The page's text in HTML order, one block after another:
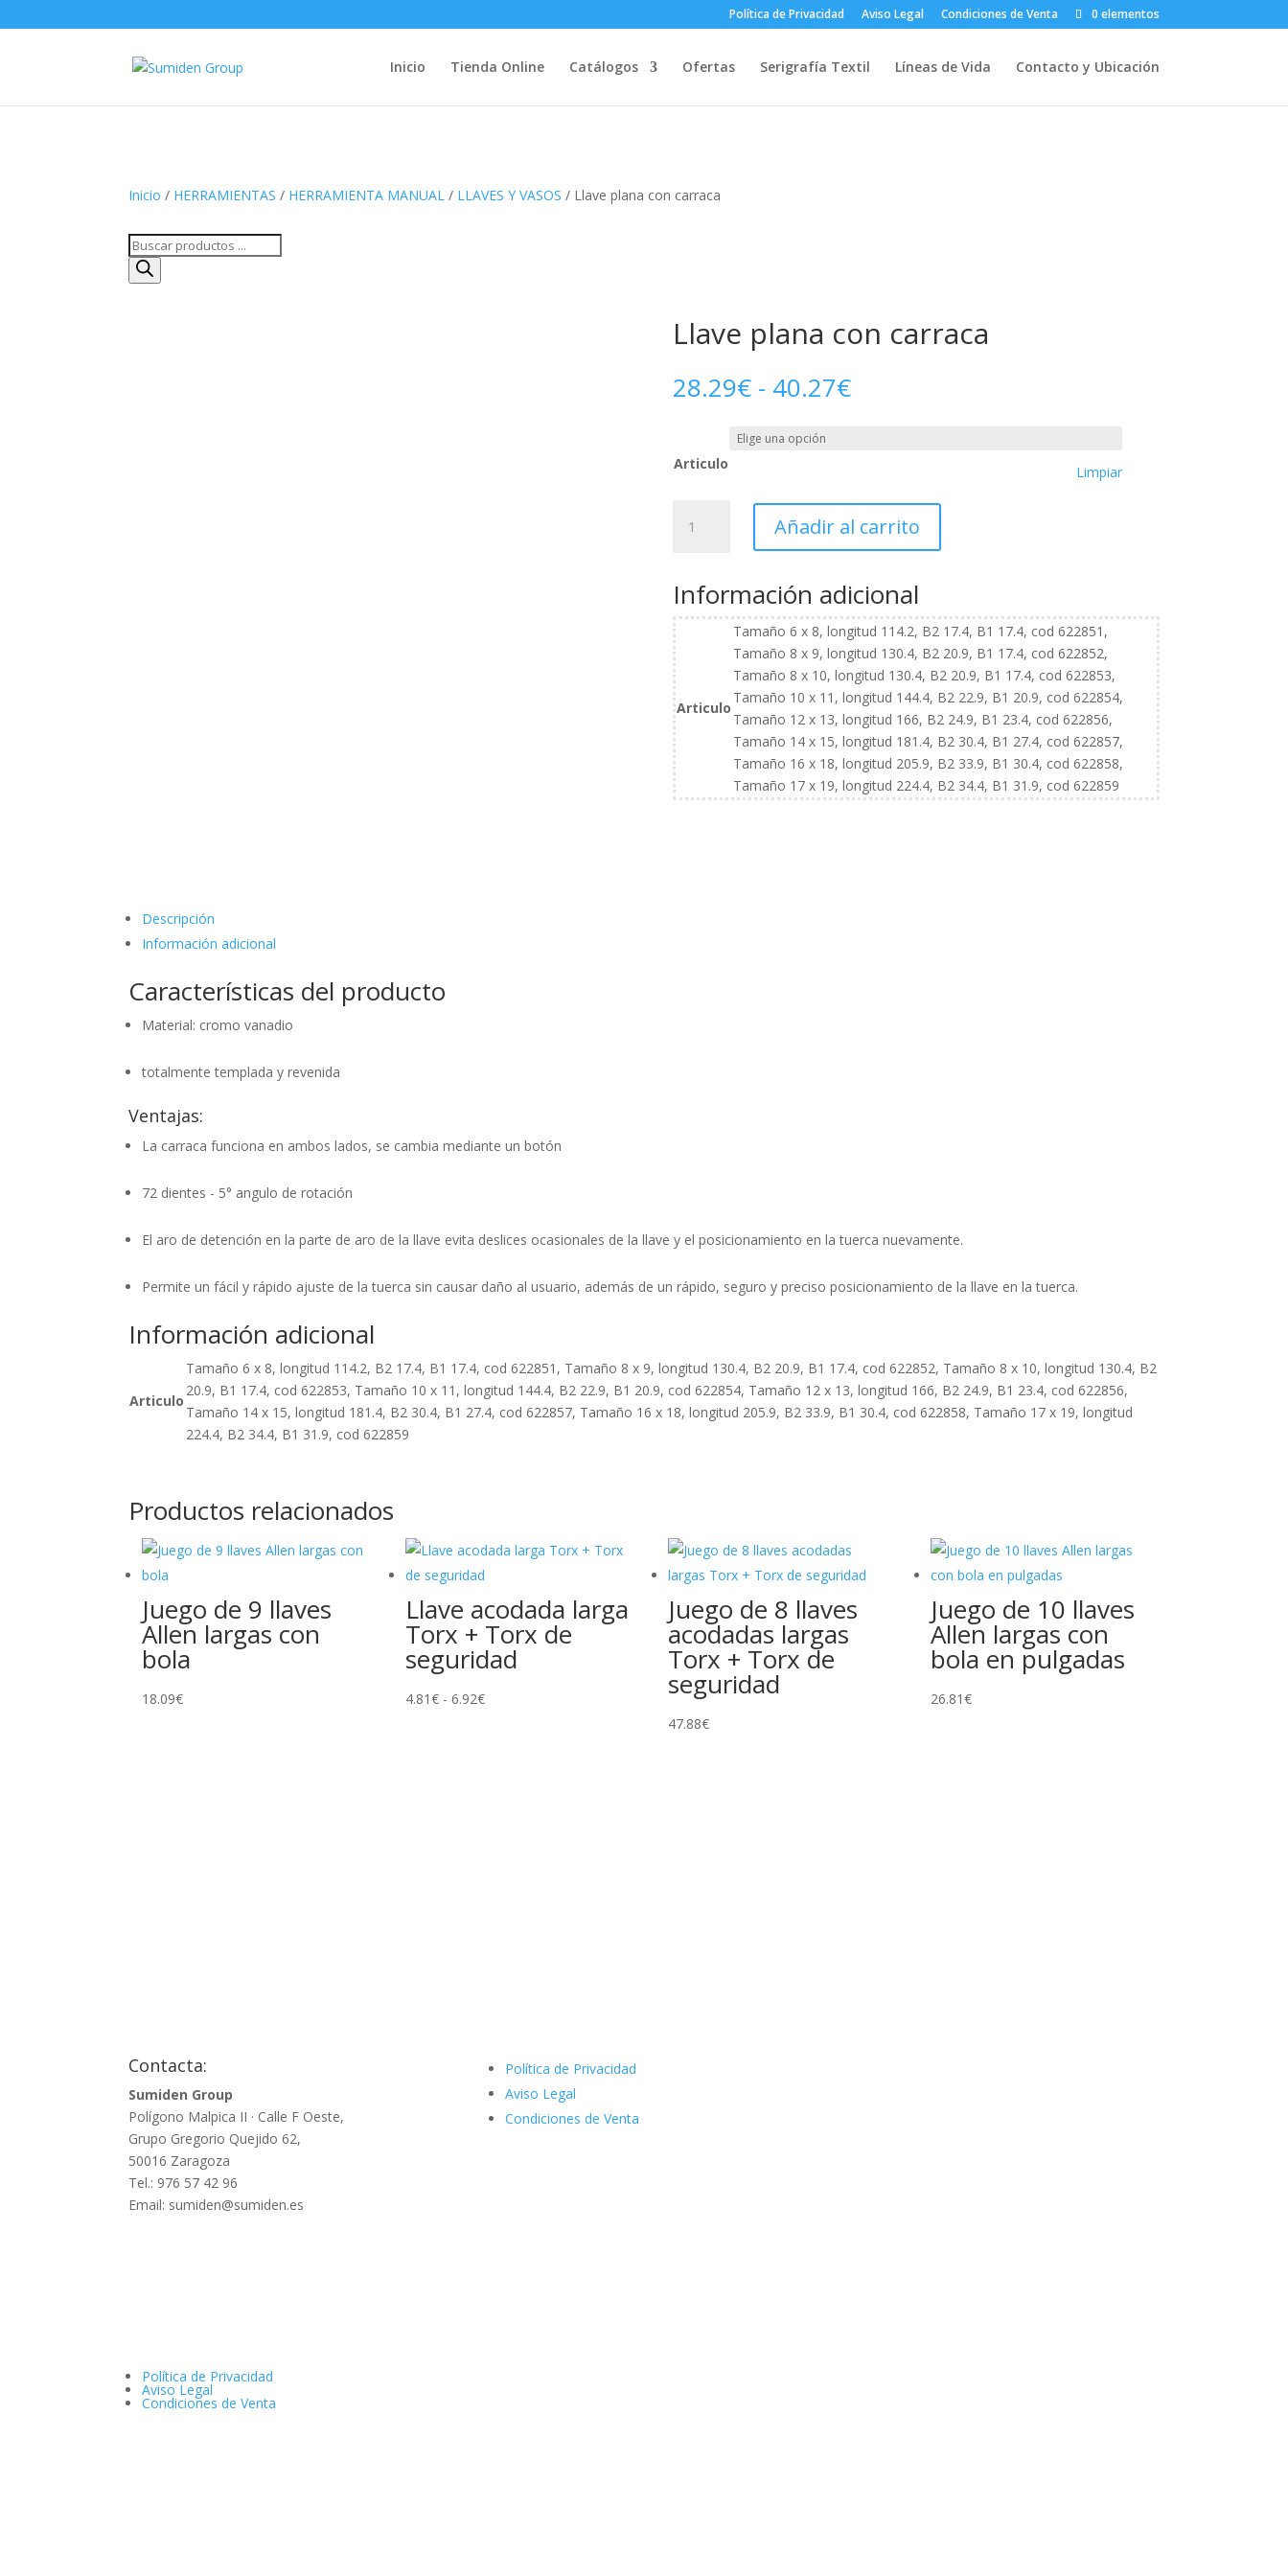
Política de Privacidad Aviso Legal Condiciones de Venta 0 elementos
Inicio Tienda Online Catálogos Ofertas Serigrafía Textil Líneas de Vida Contacto y Ubicación
Inicio / HERRAMIENTAS / HERRAMIENTA MANUAL / LLAVES Y VASOS / Llave plana con carraca
Búsqueda
de
productos
Llave plana con carraca
28.29€ - 40.27€Rango
de
hasta
40.27€
Articulo Limpiar
plana
cantidad
Añadir al carrito
Información adicional
Articulo
Tamaño 6 x 8, longitud 114.2, B2 17.4, B1 17.4, cod 622851,
Tamaño 8 x 9, longitud 130.4, B2 20.9, B1 17.4, cod 622852,
Tamaño 8 x 10, longitud 130.4, B2 20.9, B1 17.4, cod 622853,
Tamaño 10 x 11, longitud 144.4, B2 22.9, B1 20.9, cod 622854,
Tamaño 12 x 13, longitud 166, B2 24.9, B1 23.4, cod 622856,
Tamaño 14 x 15, longitud 181.4, B2 30.4, B1 27.4, cod 622857,
Tamaño 16 x 18, longitud 205.9, B2 33.9, B1 30.4, cod 622858,
Tamaño 17 x 19, longitud 224.4, B2 34.4, B1 31.9, cod 622859
Descripción
Información adicional
Características del producto
Material: cromo vanadio
totalmente templada y revenida
Ventajas:
La carraca funciona en ambos lados, se cambia mediante un botón
72 dientes - 5° angulo de rotación
El aro de detención en la parte de aro de la llave evita deslices ocasionales de la llave y el posicionamiento en la tuerca nuevamente.
Permite un fácil y rápido ajuste de la tuerca sin causar daño al usuario, además de un rápido, seguro y preciso posicionamiento de la llave en la tuerca.
Información adicional
Articulo
Tamaño 6 x 8, longitud 114.2, B2 17.4, B1 17.4, cod 622851, Tamaño 8 x 9, longitud 130.4, B2 20.9, B1 17.4, cod 622852, Tamaño 8 x 10, longitud 130.4, B2
20.9, B1 17.4, cod 622853, Tamaño 10 x 11, longitud 144.4, B2 22.9, B1 20.9, cod 622854, Tamaño 12 x 13, longitud 166, B2 24.9, B1 23.4, cod 622856,
Tamaño 14 x 15, longitud 181.4, B2 30.4, B1 27.4, cod 622857, Tamaño 16 x 18, longitud 205.9, B2 33.9, B1 30.4, cod 622858, Tamaño 17 x 19, longitud
224.4, B2 34.4, B1 31.9, cod 622859
Productos relacionados
Juego de 9 llaves
Allen largas con
bola
18.09€
Llave acodada larga
Torx + Torx de
seguridad
4.81€ - 6.92€Rango
Juego de 8 llaves
acodadas largas
Torx + Torx de
seguridad
47.88€
Juego de 10 llaves
Allen largas con
bola en pulgadas
26.81€
Contacta:
Sumiden Group
Polígono Malpica II · Calle F Oeste,
Grupo Gregorio Quejido 62,
50016 Zaragoza
Tel.: 976 57 42 96
Email: sumiden@sumiden.es
Política de Privacidad
Aviso Legal
Condiciones de Venta
Política de Privacidad
Aviso Legal
Condiciones de Venta